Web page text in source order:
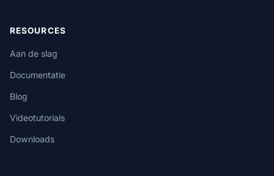
RESOURCES
Aan de slag
Documentatie
Blog
Videotutorials
Downloads